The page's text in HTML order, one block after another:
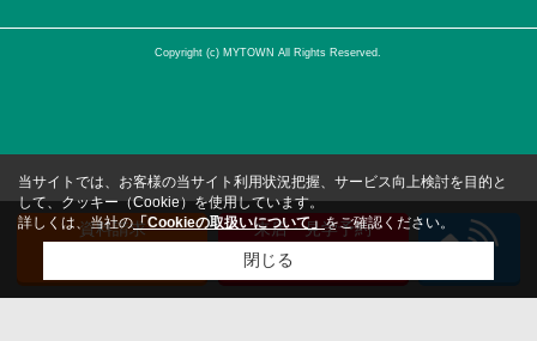
Copyright (c) MYTOWN All Rights Reserved.
資料請求
来店・見学予約
（無料）
当サイトでは、お客様の当サイト利用状況把握、サービス向上検討を目的と
して、クッキー（Cookie）を使用しています。
詳しくは、当社の「Cookieの取扱いについて」をご確認ください。
閉じる